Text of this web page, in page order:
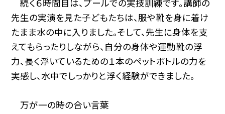
続く６時間目は、プールでの実技訓練です。講師の
先生の実演を見た子どもたちは、服や靴を身に着け
たまま水の中に入りました。そして、先生に身体を支
えてもらったりしながら、自分の身体や運動靴の浮
力、長く浮いているための１本のペットボトルの力を
実感し、水中でしっかりと浮く経験ができました。
万が一の時の合い言葉